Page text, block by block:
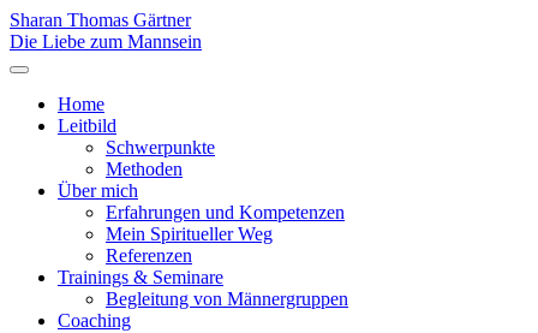
Sharan Thomas Gärtner
Die Liebe zum Mannsein
Home
Leitbild
Schwerpunkte
Methoden
Über mich
Erfahrungen und Kompetenzen
Mein Spiritueller Weg
Referenzen
Trainings & Seminare
Begleitung von Männergruppen
Coaching